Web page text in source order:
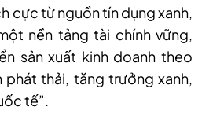
cực từ nguồn tín dụng xanh,
nền tảng tài chính vững,
sản xuất kinh doanh theo
thải, tăng trưởng xanh,
tế”.